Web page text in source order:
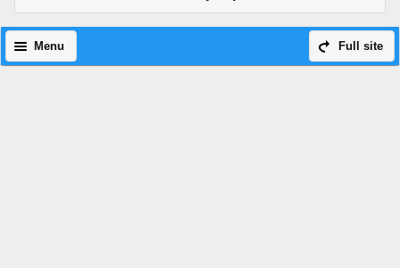
Full site
Menu